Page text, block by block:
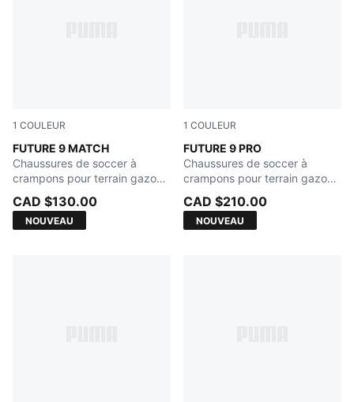
1 COULEUR
FUTURE 9 MATCH
Sugared Almond-PUMA White-Ultra Red-PUMA Black
Chaussures de soccer à
crampons pour terrain gazon
ou tapis d'herbe synthétique
pour femmes
CAD $130.00
NOUVEAU
1 COULEUR
FUTURE 9 PRO
Sugared Almond-PUMA
Chaussures de soccer à
crampons pour terrain gazon
ou tapis d'herbe synthétique
pour femmes
CAD $210.00
NOUVEAU